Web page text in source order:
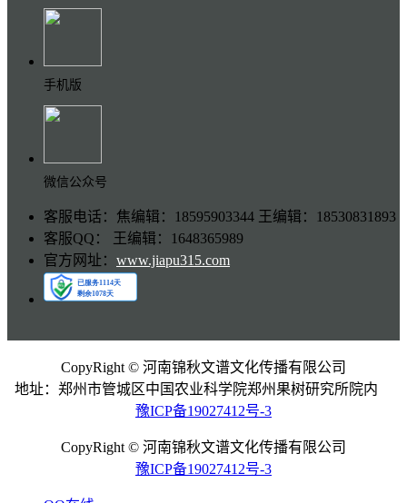
手机版
微信公众号
客服电话：焦编辑：18595903344 王编辑：18530831893
客服QQ： 王编辑：1648365989
官方网址： www.jiapu315.com
CopyRight © 河南锦秋文谱文化传播有限公司
地址：郑州市管城区中国农业科学院郑州果树研究所院内
豫ICP备19027412号-3
CopyRight © 河南锦秋文谱文化传播有限公司
豫ICP备19027412号-3